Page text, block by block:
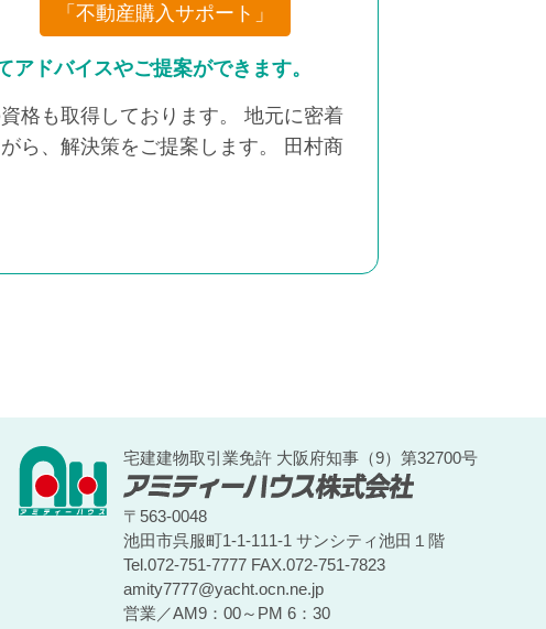
「不動産購入サポート」
ドバイスやご提案ができます。
格も取得しております。 地元に密着
ら、解決策をご提案します。 田村商
宅建建物取引業免許 大阪府知事（9）第32700号
〒563-0048
池田市呉服町1-1-111-1 サンシティ池田１階
Tel.072-751-7777 FAX.072-751-7823
amity7777@yacht.ocn.ne.jp
営業／AM9：00～PM 6：30